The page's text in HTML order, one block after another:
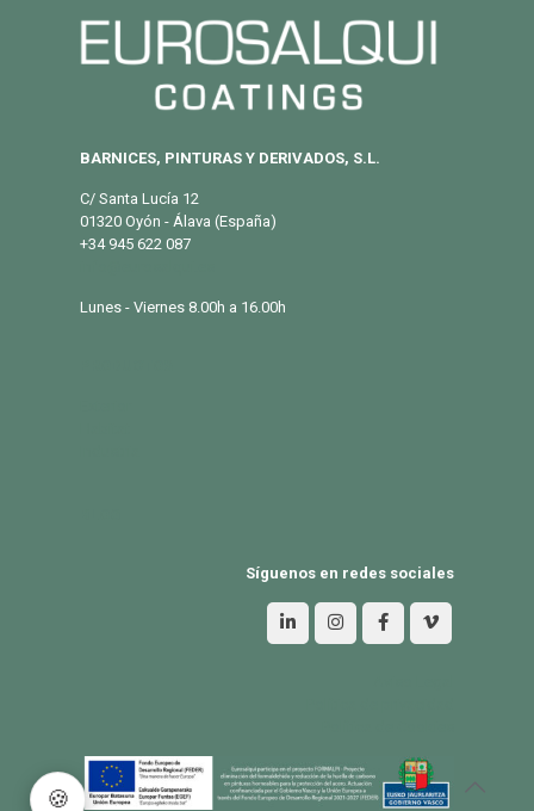
BARNICES, PINTURAS Y DERIVADOS, S.L.
C/ Santa Lucía 12
01320 Oyón - Álava (España)
+34 945 622 087
Lunes - Viernes 8.00h a 16.00h
Síguenos en redes sociales
🍪